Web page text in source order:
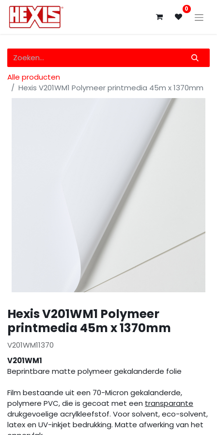
0
Alle producten
Hexis V201WM1 Polymeer printmedia 45m x 1370mm
Hexis V201WM1 Polymeer
printmedia 45m x 1370mm
V201WM11370
V201WM1
Beprintbare matte polymeer gekalanderde folie
Film bestaande uit een 70-Micron gekalanderde,
polymere PVC, die is gecoat met een transparante
drukgevoelige acrylkleefstof. Voor solvent, eco-solvent,
latex en UV-inkjet bedrukking. Matte afwerking van het